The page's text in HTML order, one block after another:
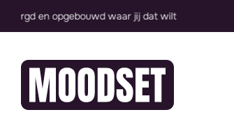
Groot assortiment, direct inzetbaar